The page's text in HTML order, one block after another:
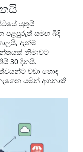
යුතුයි
පළපුරුත් සමඟ බිදී
දැන්ම
නිමාවට
30 දිනයි.
වඩා හොඳ
යමින් අගනාකි